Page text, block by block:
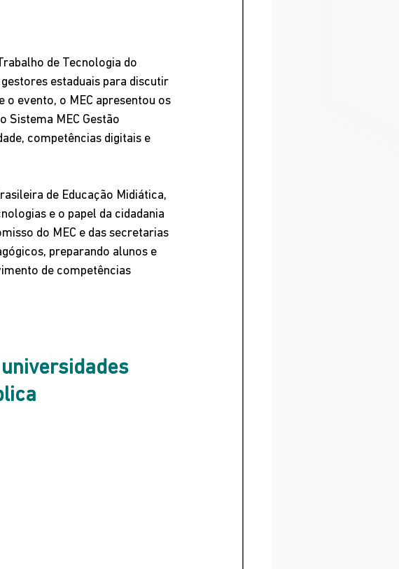
de Tecnologia do
estaduais para discutir
o evento, o MEC apresentou os
Sistema MEC Gestão
competências digitais e
de Educação Midiática,
e o papel da cidadania
do MEC e das secretarias
preparando alunos e
de competências